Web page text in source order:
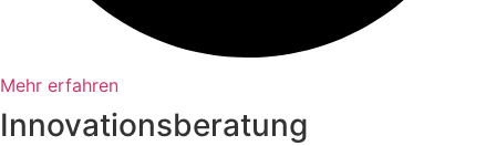
Mehr erfahren
Innovationsberatung